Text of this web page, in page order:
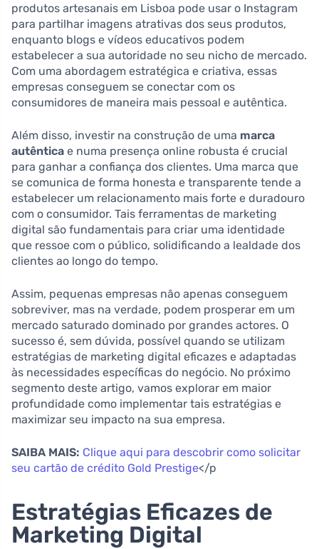
produtos artesanais em Lisboa pode usar o Instagram
para partilhar imagens atrativas dos seus produtos,
enquanto blogs e vídeos educativos podem
estabelecer a sua autoridade no seu nicho de mercado.
Com uma abordagem estratégica e criativa, essas
empresas conseguem se conectar com os
consumidores de maneira mais pessoal e autêntica.
Além disso, investir na construção de uma marca
autêntica e numa presença online robusta é crucial
para ganhar a confiança dos clientes. Uma marca que
se comunica de forma honesta e transparente tende a
estabelecer um relacionamento mais forte e duradouro
com o consumidor. Tais ferramentas de marketing
digital são fundamentais para criar uma identidade
que ressoe com o público, solidificando a lealdade dos
clientes ao longo do tempo.
Assim, pequenas empresas não apenas conseguem
sobreviver, mas na verdade, podem prosperar em um
mercado saturado dominado por grandes actores. O
sucesso é, sem dúvida, possível quando se utilizam
estratégias de marketing digital eficazes e adaptadas
às necessidades específicas do negócio. No próximo
segmento deste artigo, vamos explorar em maior
profundidade como implementar tais estratégias e
maximizar seu impacto na sua empresa.
SAIBA MAIS: Clique aqui para descobrir como solicitar
seu cartão de crédito Gold Prestige</p
Estratégias Eficazes de
Marketing Digital